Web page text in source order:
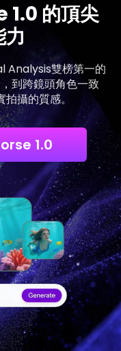
的頂尖
Analysis雙榜第一的
到跨鏡頭角色一致
攝的質感。
1.0